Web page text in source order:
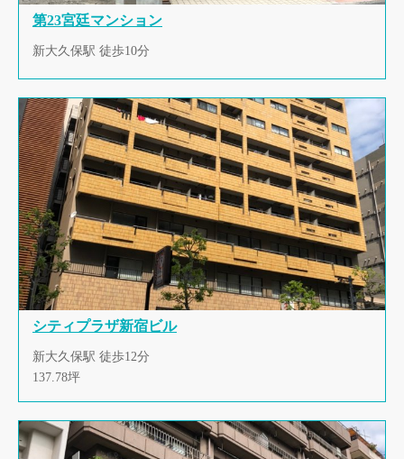
第23宮廷マンション
新大久保駅 徒歩10分
シティプラザ新宿ビル
新大久保駅 徒歩12分
137.78坪